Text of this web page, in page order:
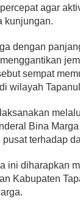
agar
kunjungan.
dengan
sempat
wilayah
Bina
terhadap
ini diharapkan
Kabupaten